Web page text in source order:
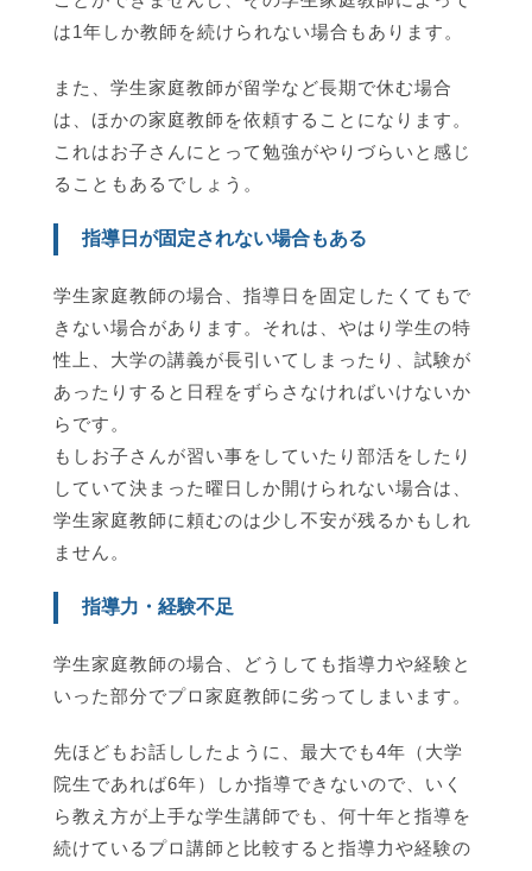
は1年しか教師を続けられない場合もあります。
また、学生家庭教師が留学など長期で休む場合
は、ほかの家庭教師を依頼することになります。
これはお子さんにとって勉強がやりづらいと感じ
ることもあるでしょう。
指導日が固定されない場合もある
学生家庭教師の場合、指導日を固定したくてもで
きない場合があります。それは、やはり学生の特
性上、大学の講義が長引いてしまったり、試験が
あったりすると日程をずらさなければいけないか
らです。
もしお子さんが習い事をしていたり部活をしたり
していて決まった曜日しか開けられない場合は、
学生家庭教師に頼むのは少し不安が残るかもしれ
ません。
指導力・経験不足
学生家庭教師の場合、どうしても指導力や経験と
いった部分でプロ家庭教師に劣ってしまいます。
先ほどもお話ししたように、最大でも4年（大学
院生であれば6年）しか指導できないので、いく
ら教え方が上手な学生講師でも、何十年と指導を
続けているプロ講師と比較すると指導力や経験の